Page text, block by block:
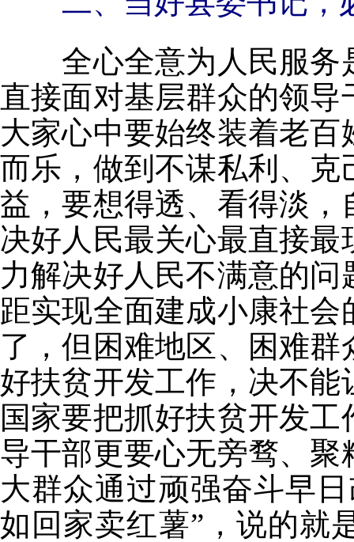
全心全意为人民服务
直接面对基层群众的领
大家心中要始终装着老
而乐，做到不谋私利、
益，要想得透、看得淡
决好人民最关心最直接
力解决好人民不满意的
距实现全面建成小康社
了，但困难地区、困难
好扶贫开发工作，决不
国家要把抓好扶贫开发
导干部更要心无旁骛、
大群众通过顽强奋斗早
如回家卖红薯”，说的就